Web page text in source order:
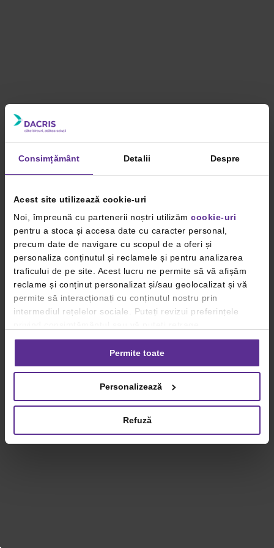
Consimțământ Detalii Despre
Acest site utilizează cookie-uri
Noi, împreună cu partenerii noștri utilizăm cookie-uri
pentru a stoca și accesa date cu caracter personal,
precum date de navigare cu scopul de a oferi și
personaliza conținutul și reclamele și pentru analizarea
traficului de pe site. Acest lucru ne permite să vă afișăm
reclame și conținut personalizat și/sau geolocalizat și vă
permite să interacționați cu conținutul nostru prin
intermediul rețelelor sociale. Puteți revizui preferințele
consimțământul oricând, făcând click pe linkul către
setările dvs. de cookie-uri.
privind utilizarea modulelor cookie.Detalii
Permite toate
Personalizează
Refuză